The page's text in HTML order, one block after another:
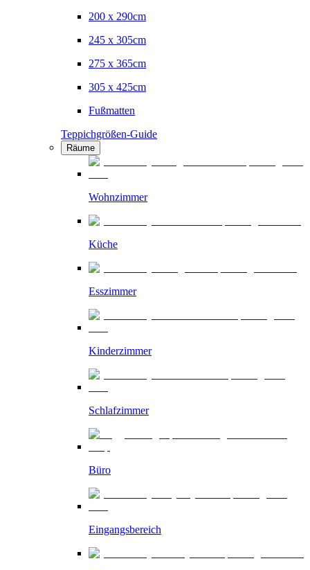
200 x 290cm
245 x 305cm
275 x 365cm
305 x 425cm
Fußmatten
Teppichgrößen-Guide
Räume
Wohnzimmer
Küche
Esszimmer
Kinderzimmer
Schlafzimmer
Büro
Eingangsbereich